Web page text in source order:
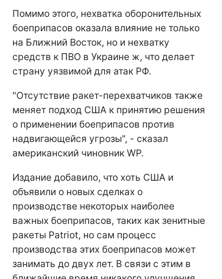
Помимо этого, нехватка оборонительных
боеприпасов оказала влияние не только
на Ближний Восток, но и нехватку
средств к ПВО в Украине ж, что делает
страну уязвимой для атак РФ.
"Отсутствие ракет-перехватчиков также
меняет подход США к принятию решения
о применении боеприпасов против
надвигающейся угрозы", - сказал
американский чиновник WP.
Издание добавило, что хоть США и
объявили о новых сделках о
производстве некоторых наиболее
важных боеприпасов, таких как зенитные
ракеты Patriot, но сам процесс
производства этих боеприпасов может
занимать до двух лет. В связи с этим в